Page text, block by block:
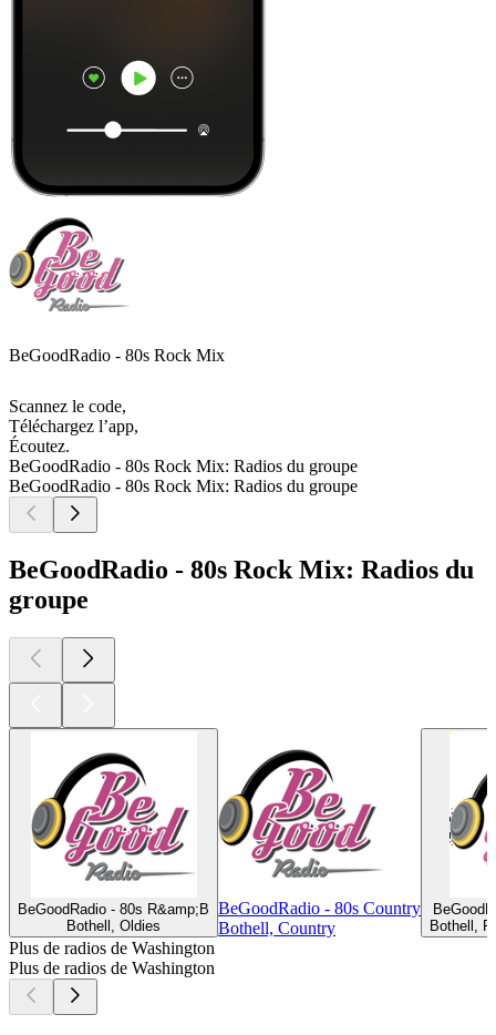
BeGoodRadio - 80s Rock Mix
Scannez le code,
Téléchargez l’app,
Écoutez.
BeGoodRadio - 80s Rock Mix: Radios du groupe
BeGoodRadio - 80s Rock Mix: Radios du groupe
BeGoodRadio - 80s Rock Mix: Radios du
groupe
BeGoodRadio - 80s R&amp;B
Bothell, Oldies
BeGoodRadio - 80s Country
Bothell, Country
Bothell,
Plus de radios de Washington
Plus de radios de Washington